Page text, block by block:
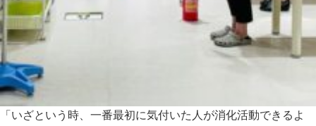
「いざという時、一番最初に気付いた人が消化活動できるよ